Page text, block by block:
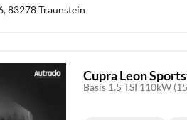
83278 Traunstein
Cupra Leon
Basis 1.5 TSI 110kW